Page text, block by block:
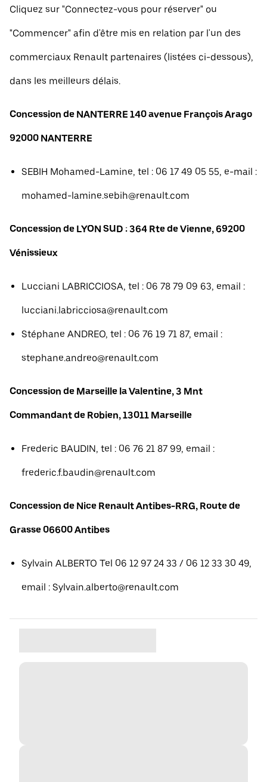
Cliquez sur "Connectez-vous pour réserver" ou
"Commencer" afin d'être mis en relation par l'un des
commerciaux Renault partenaires (listées ci-dessous),
dans les meilleurs délais.
Concession de NANTERRE 140 avenue François Arago
92000 NANTERRE
SEBIH Mohamed-Lamine, tel : 06 17 49 05 55, e-mail :
mohamed-lamine.sebih@renault.com
Concession de LYON SUD : 364 Rte de Vienne, 69200
Vénissieux
Lucciani LABRICCIOSA, tel : 06 78 79 09 63, email :
lucciani.labricciosa@renault.com
Stéphane ANDREO, tel : 06 76 19 71 87, email :
stephane.andreo@renault.com
Concession de Marseille la Valentine, 3 Mnt
Commandant de Robien, 13011 Marseille
Frederic BAUDIN, tel : 06 76 21 87 99, email :
frederic.f.baudin@renault.com
Concession de Nice Renault Antibes-RRG, Route de
Grasse 06600 Antibes
Sylvain ALBERTO Tel 06 12 97 24 33 / 06 12 33 30 49,
email : Sylvain.alberto@renault.com